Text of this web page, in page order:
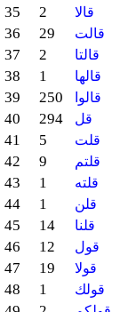
35 2 قالا
36 29 قالت
37 2 قالتا
38 1 قالها
39 250 قالوا
40 294 قل
41 5 قلت
42 9 قلتم
43 1 قلته
44 1 قلن
45 14 قلنا
46 12 قول
47 19 قولا
48 1 قولك